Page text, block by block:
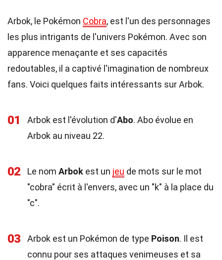
Arbok, le Pokémon Cobra, est l'un des personnages
les plus intrigants de l'univers Pokémon. Avec son
apparence menaçante et ses capacités
redoutables, il a captivé l'imagination de nombreux
fans. Voici quelques faits intéressants sur Arbok.
01 Arbok est l'évolution d'Abo. Abo évolue en
Arbok au niveau 22.
02 Le nom Arbok est un jeu de mots sur le mot
"cobra" écrit à l'envers, avec un "k" à la place du
"c".
03 Arbok est un Pokémon de type Poison. Il est
connu pour ses attaques venimeuses et sa